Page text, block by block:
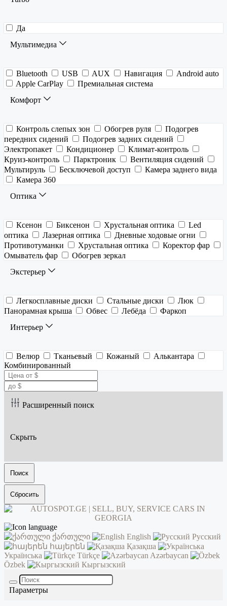
Да
Мультимедиа
Bluetooth USB AUX Навигация
Android auto
Apple CarPlay
Премиальная система
Комфорт
Контроль слепых зон Обогрев руля
Подогрев
передних сидений
Подогрев задних сидений
Электропакет
Кондиционер
Климат-контроль
Круиз-контроль
Парктроник
Вентиляция сидений
Мультируль
Бесключевой доступ
Камера заднего вида
Камера 360
Оптика
Ксенон Биксенон Хрустальная оптика
Led
оптика
Лазерная оптика
Дневные ходовые огни
Противотуманки
Хрустальная оптика
Коректор фар
Омыватель фар
Обогрев зеркал
Экстерьер
Легкосплавные диски Стальные диски
Люк
Панорамная крыша
Обвес Лебёда
Фаркоп
Интерьер
Велюр Тканьевый Кожаный
Алькантара
Комбинированный
Расширенный поиск
Скрыть
Поиск
Сбросить
ქართული English
Русский
հայերեն
Қазақша
Українська
Türkçe
Azərbaycan
Özbek
Кыргызский
Параметры